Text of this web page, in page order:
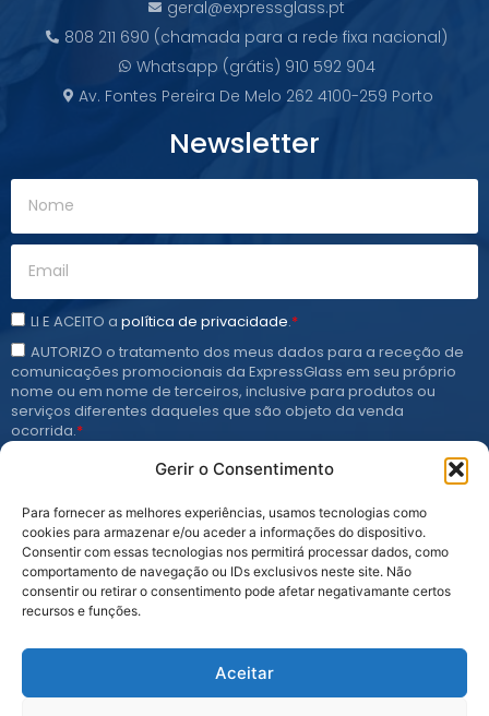
Gerir o Consentimento
Para fornecer as melhores experiências, usamos tecnologias como
cookies para armazenar e/ou aceder a informações do dispositivo.
Consentir com essas tecnologias nos permitirá processar dados, como
comportamento de navegação ou IDs exclusivos neste site. Não
consentir ou retirar o consentimento pode afetar negativamante certos
recursos e funções.
Aceitar
geral@expressglass.pt
808 211 690 (chamada para a rede fixa nacional)
Whatsapp (grátis) 910 592 904
Av. Fontes Pereira De Melo 262 4100-259 Porto
Newsletter
LI E ACEITO a política de privacidade.*
AUTORIZO o tratamento dos meus dados para a receção de
comunicações promocionais da ExpressGlass em seu próprio
nome ou em nome de terceiros, inclusive para produtos ou
serviços diferentes daqueles que são objeto da venda
ocorrida.*
Subscrever